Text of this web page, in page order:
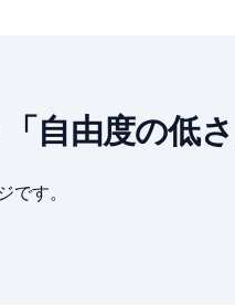
自由度の低
です。